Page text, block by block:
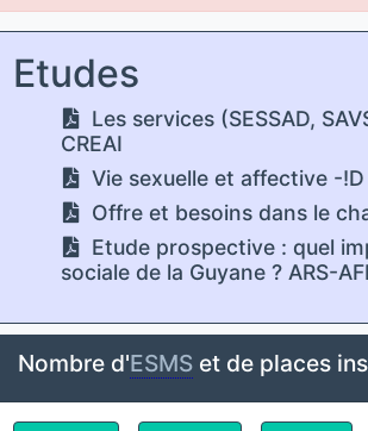
Etudes
Les services (SESSAD,
CREAI
Vie sexuelle et affective -
Offre et besoins dans le
Etude prospective : quel
sociale de la Guyane ? ARS-
Nombre d'ESMS et de places